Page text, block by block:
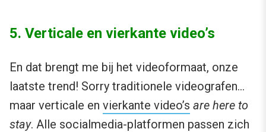
5. Verticale en vierkante video’s
En dat brengt me bij het videoformaat, onze
laatste trend! Sorry traditionele videografen…
maar verticale en vierkante video’s are here to
stay. Alle socialmedia-platformen passen zich